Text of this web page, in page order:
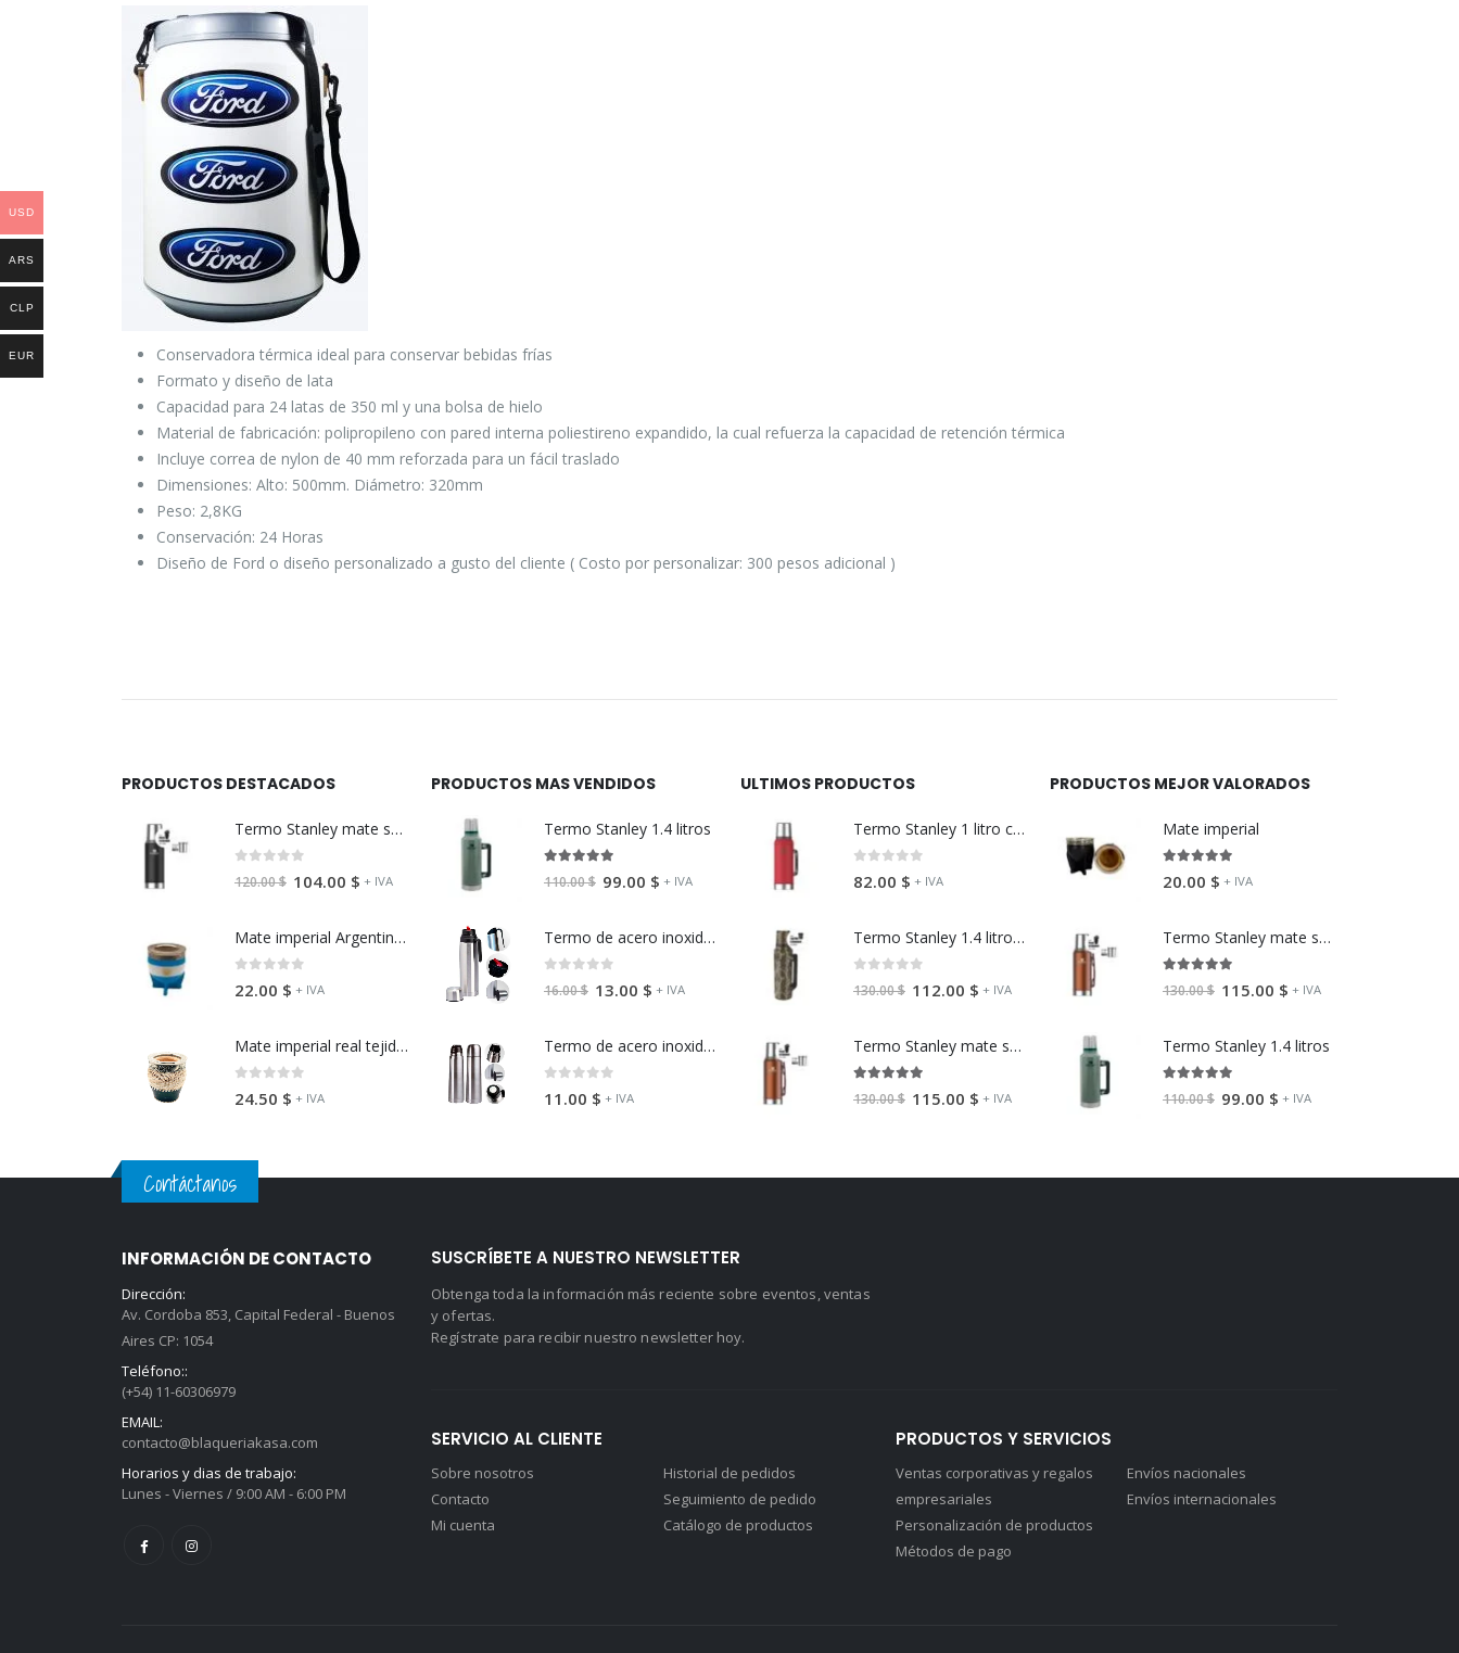
Conservadora térmica ideal para conservar bebidas frías
Formato y diseño de lata
Capacidad para 24 latas de 350 ml y una bolsa de hielo
Material de fabricación: polipropileno con pared interna poliestireno expandido, la cual refuerza la capacidad de retención térmica
Incluye correa de nylon de 40 mm reforzada para un fácil traslado
Dimensiones: Alto: 500mm. Diámetro: 320mm
Peso: 2,8KG
Conservación: 24 Horas
Diseño de Ford o diseño personalizado a gusto del cliente ( Costo por personalizar: 300 pesos adicional )
PRODUCTOS DESTACADOS
Termo Stanley mate system 800 ML
120.00$ 104.00 $ + IVA
Mate imperial Argentino virola de alpaca
22.00 $ + IVA
Mate imperial real tejido virola de alpaca cincelada
24.50 $ + IVA
PRODUCTOS MAS VENDIDOS
Termo Stanley 1.4 litros
110.00$ 99.00 $ + IVA
Termo de acero inoxidable con manija
16.00$ 13.00 $ + IVA
Termo de acero inoxidable de 1 litro
11.00 $ + IVA
ULTIMOS PRODUCTOS
Termo Stanley 1 litro color rojo con tapón cebador
82.00 $ + IVA
Termo Stanley 1.4 litros camuflado
130.00$ 112.00 $ + IVA
Termo Stanley mate system 1.2 litros
130.00$ 115.00 $ + IVA
PRODUCTOS MEJOR VALORADOS
Mate imperial
20.00 $ + IVA
Termo Stanley mate system 1.2 litros
130.00$ 115.00 $ + IVA
Termo Stanley 1.4 litros
110.00$ 99.00 $ + IVA
Contáctanos
INFORMACIÓN DE CONTACTO
Dirección:
Av. Cordoba 853, Capital Federal - Buenos
Aires CP: 1054
Teléfono::
(+54) 11-60306979
EMAIL:
contacto@blaqueriakasa.com
Horarios y dias de trabajo:
Lunes - Viernes / 9:00 AM - 6:00 PM
SUSCRÍBETE A NUESTRO NEWSLETTER
Obtenga toda la información más reciente sobre eventos, ventas
y ofertas.
Regístrate para recibir nuestro newsletter hoy.
SERVICIO AL CLIENTE
Sobre nosotros
Contacto
Mi cuenta
Historial de pedidos
Seguimiento de pedido
Catálogo de productos
PRODUCTOS Y SERVICIOS
Ventas corporativas y regalos
empresariales
Personalización de productos
Métodos de pago
Envíos nacionales
Envíos internacionales
USD
ARS
CLP
EUR